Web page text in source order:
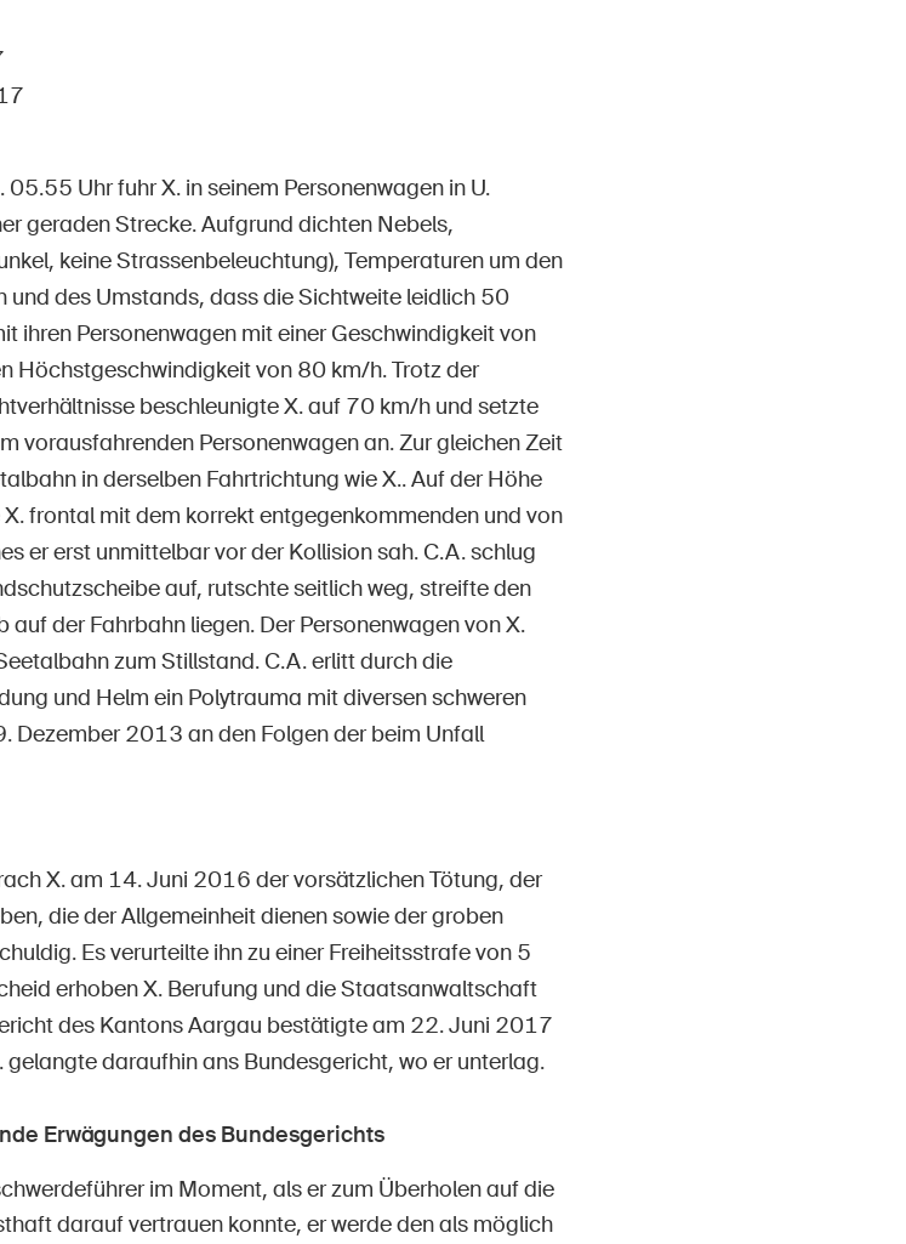
Uhr fuhr X. in seinem Personenwagen in U.
geraden Strecke. Aufgrund dichten Nebels,
keine Strassenbeleuchtung), Temperaturen um den
und des Umstands, dass die Sichtweite leidlich 50
ihren Personenwagen mit einer Geschwindigkeit von
Höchstgeschwindigkeit von 80 km/h. Trotz der
beschleunigte X. auf 70 km/h und setzte
vorausfahrenden Personenwagen an. Zur gleichen Zeit
in derselben Fahrtrichtung wie X.. Auf der Höhe
frontal mit dem korrekt entgegenkommenden und von
er erst unmittelbar vor der Kollision sah. C.A. schlug
auf, rutschte seitlich weg, streifte den
auf der Fahrbahn liegen. Der Personenwagen von X.
zum Stillstand. C.A. erlitt durch die
und Helm ein Polytrauma mit diversen schweren
Dezember 2013 an den Folgen der beim Unfall
X. am 14. Juni 2016 der vorsätzlichen Tötung, der
die der Allgemeinheit dienen sowie der groben
Es verurteilte ihn zu einer Freiheitsstrafe von 5
erhoben X. Berufung und die Staatsanwaltschaft
des Kantons Aargau bestätigte am 22. Juni 2017
daraufhin ans Bundesgericht, wo er unterlag.
Erwägungen des Bundesgerichts
im Moment, als er zum Überholen auf die
darauf vertrauen konnte, er werde den als möglich